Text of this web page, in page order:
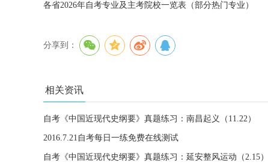
各省2026年自考专业及主考院校一览表（部分热门专业）
分享到：
相关资讯
自考《中国近现代史纲要》真题练习：南昌起义（11.22）
2016.7.21自考每日一练免费在线测试
自考《中国近现代史纲要》真题练习：延安整风运动（2.15）